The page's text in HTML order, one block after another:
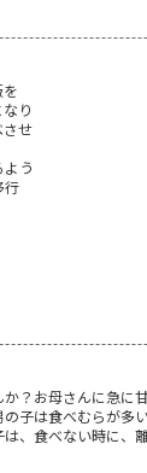
り
せ
う
行
？お母さんに急に
子は食べむらが多
、食べない時に